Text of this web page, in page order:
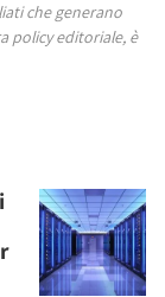
che generano
policy editoriale, è